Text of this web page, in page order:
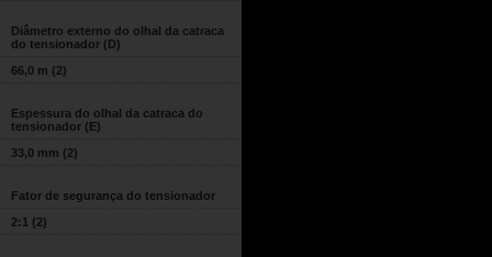
Diâmetro externo do olhal da catraca
do tensionador (D)
66,0 m (2)
Espessura do olhal da catraca do
tensionador (E)
33,0 mm (2)
Fator de segurança do tensionador
2:1 (2)